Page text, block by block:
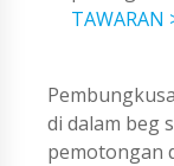
TAWARAN
di dalam beg
pemotongan